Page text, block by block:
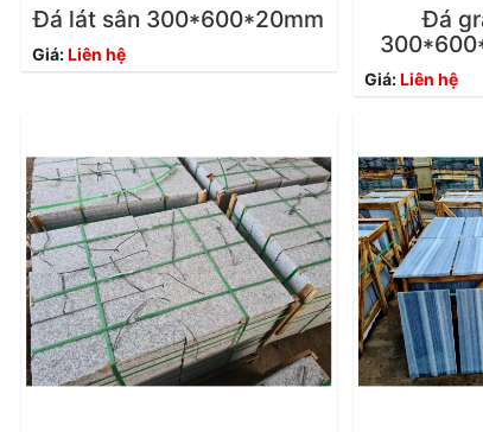
Đá lát sân 300*600*20mm
Giá:Liên hệ
Đá
Giá:Liên hệ